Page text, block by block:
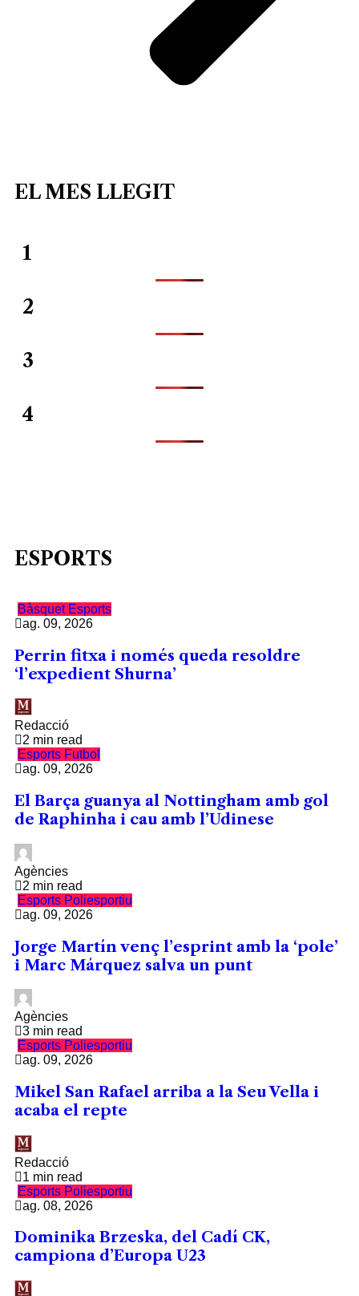
EL MES LLEGIT
1
2
3
4
ESPORTS
Bàsquet Esports
ag. 09, 2026
Perrin fitxa i només queda resoldre
‘l’expedient Shurna’
Redacció
2 min read
Esports Futbol
ag. 09, 2026
El Barça guanya al Nottingham amb gol
de Raphinha i cau amb l’Udinese
Agències
2 min read
Esports Poliesportiu
ag. 09, 2026
Jorge Martín venç l’esprint amb la ‘pole’
i Marc Márquez salva un punt
Agències
3 min read
Esports Poliesportiu
ag. 09, 2026
Mikel San Rafael arriba a la Seu Vella i
acaba el repte
Redacció
1 min read
Esports Poliesportiu
ag. 08, 2026
Dominika Brzeska, del Cadí CK,
campiona d’Europa U23